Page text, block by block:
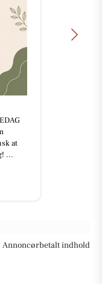
at
...
Annoncørbetalt indhold